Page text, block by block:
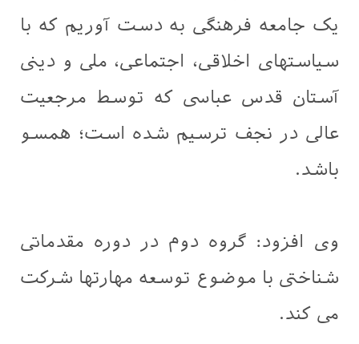
یک جامعه فرهنگی به دست آوریم که با
سیاستهای اخلاقی، اجتماعی، ملی و دینی
آستان قدس عباسی که توسط مرجعیت
عالی در نجف ترسیم شده است؛ همسو
باشد.
وی افزود: گروه دوم در دوره مقدماتی
شناختی با موضوع توسعه مهارتها شرکت
می کند.